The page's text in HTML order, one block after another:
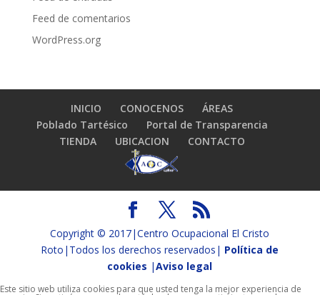
Feed de comentarios
WordPress.org
INICIO CONOCENOS
ÁREAS
Poblado Tartésico
Portal de Transparencia
TIENDA
UBICACION CONTACTO
Copyright © 2017|Centro Ocupacional El Cristo
Roto|Todos los derechos reservados| Política de
cookies |Aviso legal
Este sitio web utiliza cookies para que usted tenga la mejor experiencia de